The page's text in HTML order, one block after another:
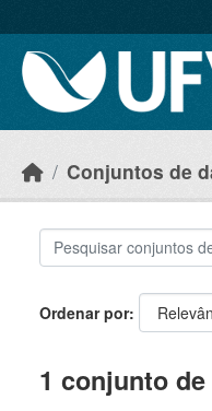
Conjuntos de
Ordenar por
1 conjunto